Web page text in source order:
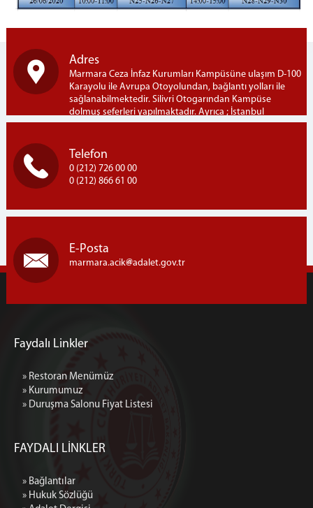
Adres
Marmara Ceza İnfaz Kurumları Kampüsüne ulaşım D-100
Karayolu ile Avrupa Otoyolundan, bağlantı yolları ile
sağlanabilmektedir. Silivri Otogarından Kampüse
dolmuş seferleri yapılmaktadır. Ayrıca ; İstanbul
Bayrampaşa Otogarından Kampüse İETT-303B hattı ile
Marmara Ceza İnfaz Kurumları Kampusü, Semizkumlar
Mh. Silivri / İSTANBUL
Telefon
0 (212) 726 00 00
0 (212) 866 61 00
E-Posta
marmara.acik adalet.gov.tr
Faydalı Linkler
» Restoran Menümüz
» Kurumumuz
» Duruşma Salonu Fiyat Listesi
FAYDALI LİNKLER
» Bağlantılar
» Hukuk Sözlüğü